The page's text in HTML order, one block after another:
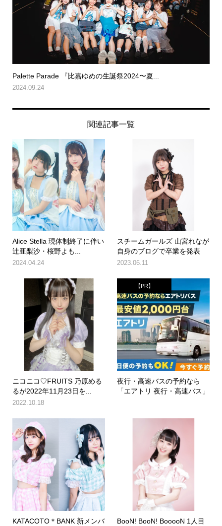
Palette Parade 『比嘉ゆめの生誕祭2024〜夏...
2024.09.24
関連記事一覧
Alice Stella 現体制終了に伴い
辻亜梨沙・桜野よも...
2024.04.24
スチームガールズ 山宮れなが
自身のブログで卒業を発表
2023.06.11
ニコニコ♡FRUITS 乃原める
るが2022年11月23日を...
2022.10.18
【PR】
夜行・高速バスの予約なら
「エアトリ 夜行・高速バス」
KATACOTO＊BANK 新メンバ
BooN! BooN! BooooN 1人目